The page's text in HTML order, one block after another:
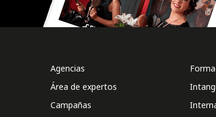
Agencias
Área de expertos
Campañas